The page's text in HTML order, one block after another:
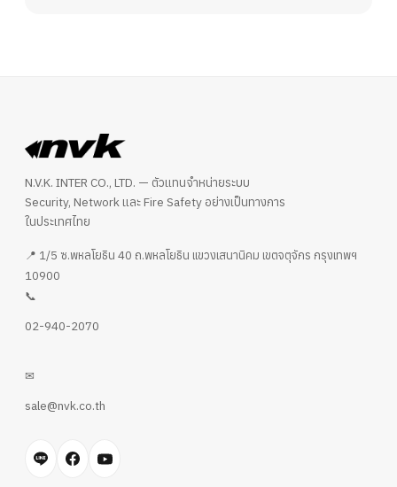
N.V.K. INTER CO., LTD. — ตัวแทนจำหน่ายระบบ
Security, Network และ Fire Safety อย่างเป็นทางการ
ในประเทศไทย
📍 1/5 ซ.พหลโยธิน 40 ถ.พหลโยธิน แขวงเสนานิคม เขตจตุจักร กรุงเทพฯ
10900
📞
02-940-2070
✉
sale@nvk.co.th